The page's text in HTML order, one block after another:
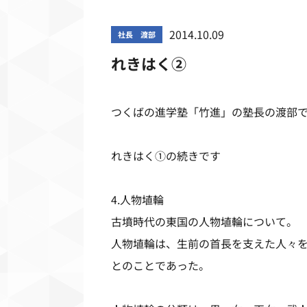
社長 渡部 2014.10.09
れきはく②
つくばの進学塾「竹進」の塾長の渡部で
れきはく①の続きです
4.人物埴輪
古墳時代の東国の人物埴輪について。
人物埴輪は、生前の首長を支えた人々
とのことであった。